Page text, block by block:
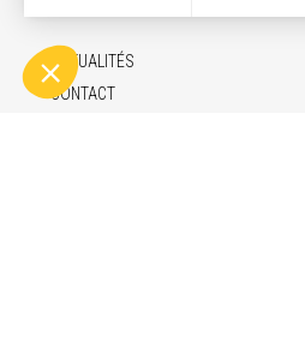
ACTUALITÉS
CONTACT